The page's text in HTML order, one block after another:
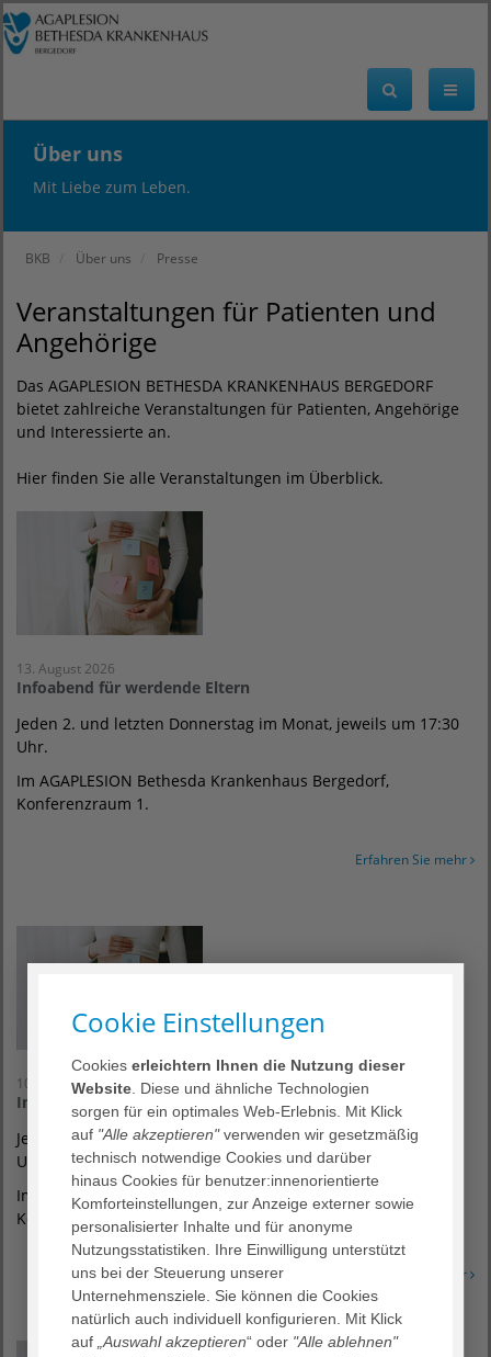
Über uns
Mit Liebe zum Leben.
BKB Über uns Presse
Veranstaltungen für Patienten und
Angehörige
Das AGAPLESION BETHESDA KRANKENHAUS BERGEDORF
bietet zahlreiche Veranstaltungen für Patienten, Angehörige
und Interessierte an.
Hier finden Sie alle Veranstaltungen im Überblick.
13. August 2026
Infoabend für werdende Eltern
Jeden 2. und letzten Donnerstag im Monat, jeweils um 17:30
Uhr.
Im AGAPLESION Bethesda Krankenhaus Bergedorf,
Konferenzraum 1.
Erfahren Sie mehr
10. September 2026
Infoabend für werdende Eltern
Jeden 2. und letzten Donnerstag im Monat, jeweils um 17:30
Uhr.
Im AGAPLESION Bethesda Krankenhaus Bergedorf,
Konferenzraum 1.
Erfahren Sie mehr
Cookie Einstellungen
Cookieserleichtern Ihnen die Nutzung dieser
Website . Diese und ähnliche Technologien
sorgen für ein optimales Web-Erlebnis. Mit Klick
auf "Alle akzeptieren"verwenden wir gesetzmäßig
technisch notwendige Cookies und darüber
hinaus Cookies für benutzer:innenorientierte
Komforteinstellungen, zur Anzeige externer sowie
personalisierter Inhalte und für anonyme
Nutzungsstatistiken. Ihre Einwilligung unterstützt
uns bei der Steuerung unserer
Unternehmensziele. Sie können die Cookies
natürlich auch individuell konfigurieren. Mit Klick
auf „Auswahl akzeptieren“ oder "Alle ablehnen"